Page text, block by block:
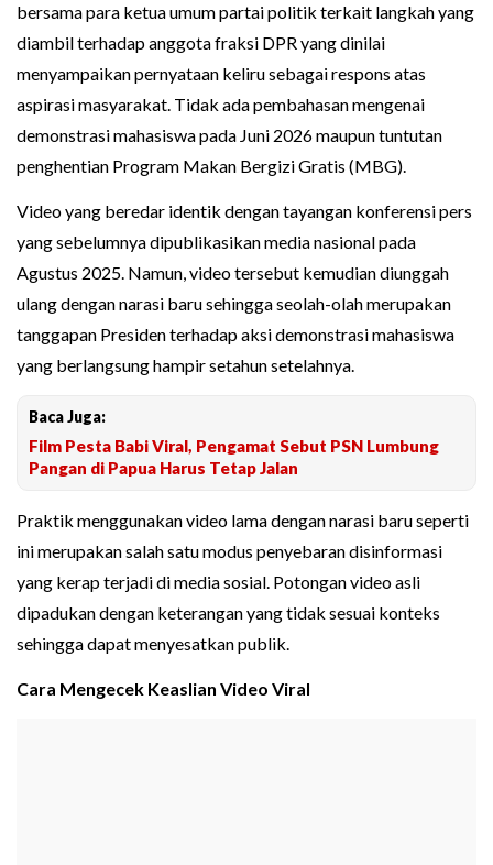
bersama para ketua umum partai politik terkait langkah yang
diambil terhadap anggota fraksi DPR yang dinilai
menyampaikan pernyataan keliru sebagai respons atas
aspirasi masyarakat. Tidak ada pembahasan mengenai
demonstrasi mahasiswa pada Juni 2026 maupun tuntutan
penghentian Program Makan Bergizi Gratis (MBG).
Video yang beredar identik dengan tayangan konferensi pers
yang sebelumnya dipublikasikan media nasional pada
Agustus 2025. Namun, video tersebut kemudian diunggah
ulang dengan narasi baru sehingga seolah-olah merupakan
tanggapan Presiden terhadap aksi demonstrasi mahasiswa
yang berlangsung hampir setahun setelahnya.
Baca Juga:
Film Pesta Babi Viral, Pengamat Sebut PSN Lumbung
Pangan di Papua Harus Tetap Jalan
Praktik menggunakan video lama dengan narasi baru seperti
ini merupakan salah satu modus penyebaran disinformasi
yang kerap terjadi di media sosial. Potongan video asli
dipadukan dengan keterangan yang tidak sesuai konteks
sehingga dapat menyesatkan publik.
Cara Mengecek Keaslian Video Viral